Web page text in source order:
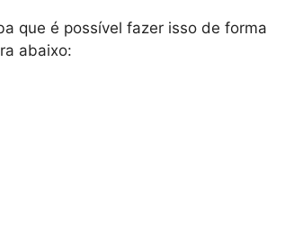
que é possível fazer isso de forma
abaixo: